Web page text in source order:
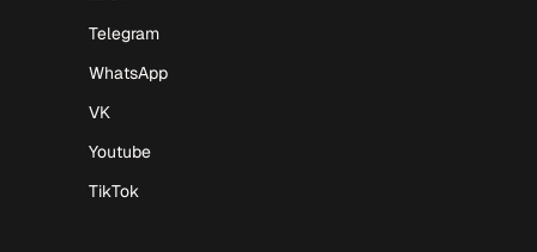
Telegram
WhatsApp
VK
Youtube
TikTok